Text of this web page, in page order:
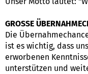
GROSSE
Die
ist es wichtig, dass
erworbenen
unterstützen und